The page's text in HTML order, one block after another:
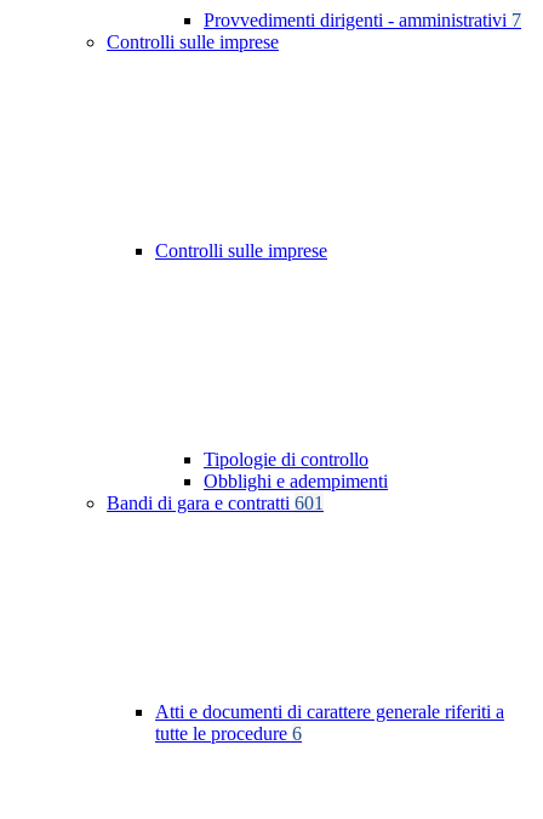
Provvedimenti dirigenti - amministrativi 7
Controlli sulle imprese
Controlli sulle imprese
Tipologie di controllo
Obblighi e adempimenti
Bandi di gara e contratti 601
Atti e documenti di carattere generale riferiti a
tutte le procedure 6